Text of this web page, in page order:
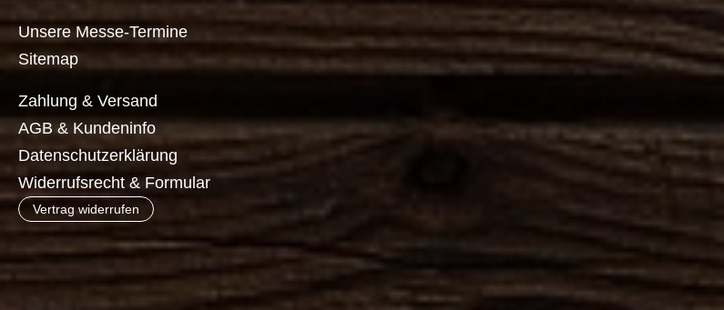
Unsere Messe-Termine
Sitemap
Zahlung & Versand
AGB & Kundeninfo
Datenschutzerklärung
Widerrufsrecht & Formular
Vertrag widerrufen